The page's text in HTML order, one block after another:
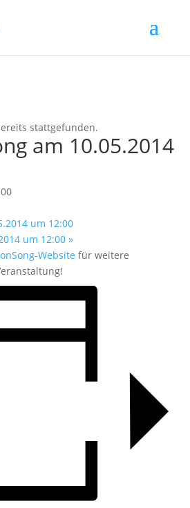
stattgefunden.
am 10.05.2014
um 12:00
um 12:00 »
Website für weitere